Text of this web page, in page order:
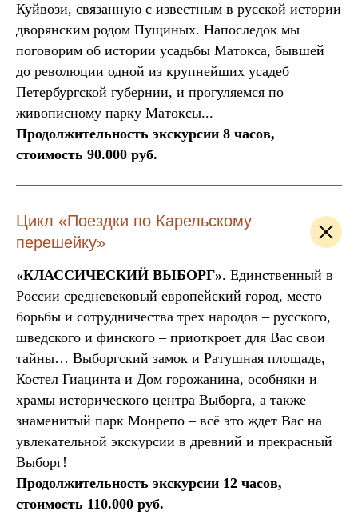
Куйвози, связанную с известным в русской истории
дворянским родом Пущиных. Напоследок мы
поговорим об истории усадьбы Матокса, бывшей
до революции одной из крупнейших усадеб
Петербургской губернии, и прогуляемся по
живописному парку Матоксы...
Продолжительность экскурсии 8 часов,
стоимость 90.000 руб.
Цикл «Поездки по Карельскому
перешейку»
«КЛАССИЧЕСКИЙ ВЫБОРГ». Единственный в
России средневековый европейский город, место
борьбы и сотрудничества трех народов – русского,
шведского и финского – приоткроет для Вас свои
тайны… Выборгский замок и Ратушная площадь,
Костел Гиацинта и Дом горожанина, особняки и
храмы исторического центра Выборга, а также
знаменитый парк Монрепо – всё это ждет Вас на
увлекательной экскурсии в древний и прекрасный
Выборг!
Продолжительность экскурсии 12 часов,
стоимость 110.000 руб.